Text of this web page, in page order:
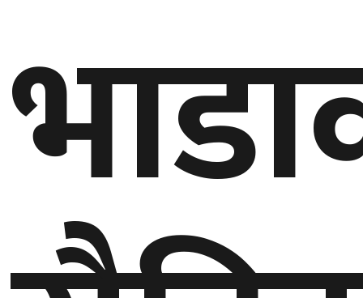
यूरोप
बेलायत